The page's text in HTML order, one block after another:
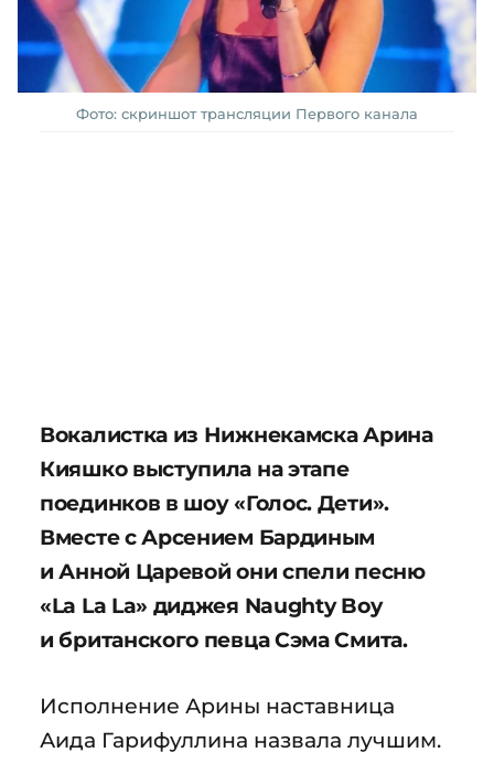
Фото: скриншот трансляции Первого канала
Вокалистка из Нижнекамска Арина
Кияшко выступила на этапе
поединков в шоу «Голос. Дети».
Вместе с Арсением Бардиным
и Анной Царевой они спели песню
«La La La» диджея Naughty Boy
и британского певца Сэма Смита.
Исполнение Арины наставница
Аида Гарифуллина назвала лучшим.